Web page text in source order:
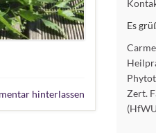
hinterlassen
Es
Zert.